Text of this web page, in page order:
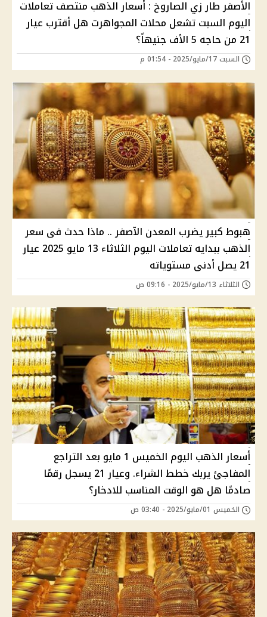
الأصفر طار زي الصاروخ : أسعار الذهب منتصف تعاملات
اليوم السبت تشعل محلات المجواهرت هل أقترب عيار
21 من حاجه 5 الأف جنيهاً؟
السبت 17/مايو/2025 - 01:54 م
هبوط كبير يضرب المعدن الآصفر .. ماذا حدث فى سعر
الذهب ببدايه تعاملات اليوم الثلاثاء 13 مايو 2025 عيار
21 يصل أدنى مستوياته
الثلاثاء 13/مايو/2025 - 09:16 ص
أسعار الذهب اليوم الخميس 1 مايو بعد التراجع
المفاجئ يربك خطط الشراء. وعيار 21 يسجل رقمًا
صادمًا هل هو الوقت المناسب للادخار؟
الخميس 01/مايو/2025 - 03:40 ص